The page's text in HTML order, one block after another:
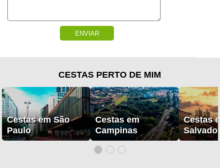
ENVIAR
CESTAS PERTO DE MIM
Cestas em São
Paulo
Cestas em
Campinas
Cestas